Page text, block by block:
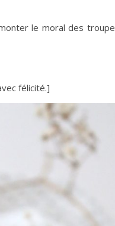
le moral des
félicité.]